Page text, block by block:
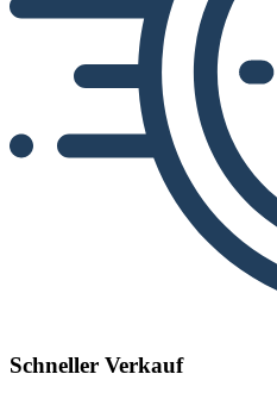
Schneller Verkauf